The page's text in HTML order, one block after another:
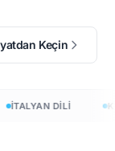
Keçin
İTALYAN DİLİ